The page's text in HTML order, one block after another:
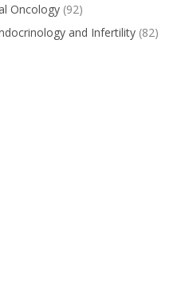
Oncology (92)
and Infertility (82)